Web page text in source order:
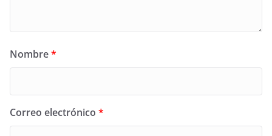
Nombre*
Correo electrónico *